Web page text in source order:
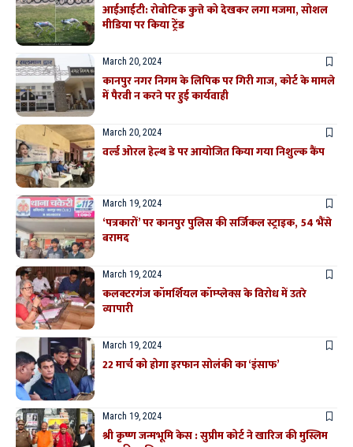
आईआईटी: रोबोटिक कुत्ते को देखकर लगा मजमा, सोशल
मीडिया पर किया ट्रेंड
March 20, 2024
कानपुर नगर निगम के लिपिक पर गिरी गाज, कोर्ट के मामले
में पैरवी न करने पर हुई कार्यवाही
March 20, 2024
वर्ल्ड ओरल हेल्थ डे पर आयोजित किया गया निशुल्क कैंप
March 19, 2024
‘पत्रकारों’ पर कानपुर पुलिस की सर्जिकल स्ट्राइ​क, 54 भैंसे
बरामद
March 19, 2024
कलक्टरगंज कॉमर्शियल कॉम्प्लेक्स के विरोध में उतरे
व्यापारी
March 19, 2024
22 मार्च को होगा इरफान सोलंकी का ‘इंसाफ’
March 19, 2024
श्री कृष्ण जन्मभूमि केस : सुप्रीम कोर्ट ने खारिज की मुस्लिम